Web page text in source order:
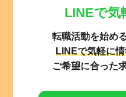
LINEで気
転職活動を始め
LINEで気軽に
ご希望に合った